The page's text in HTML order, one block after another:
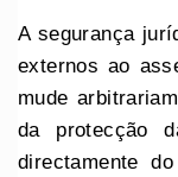
A segurança
externos ao
mude
da protecção
directamente